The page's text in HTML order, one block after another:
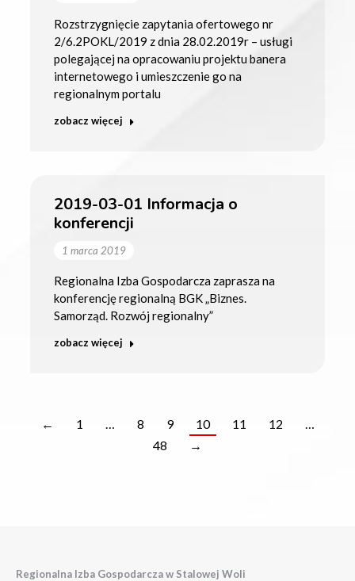
Rozstrzygnięcie zapytania ofertowego nr
2/6.2POKL/2019 z dnia 28.02.2019r – usługi
polegającej na opracowaniu projektu banera
internetowego i umieszczenie go na
regionalnym portalu
zobacz więcej
2019-03-01 Informacja o
konferencji
1 marca 2019
Regionalna Izba Gospodarcza zaprasza na
konferencję regionalną BGK „Biznes.
Samorząd. Rozwój regionalny”
zobacz więcej
← 1 8 9 10 11 12
48
→
Regionalna Izba Gospodarcza w Stalowej Woli